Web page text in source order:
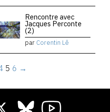
Rencontre avec
Jacques Perconte
(2)
par Corentin Lê
5 6 →